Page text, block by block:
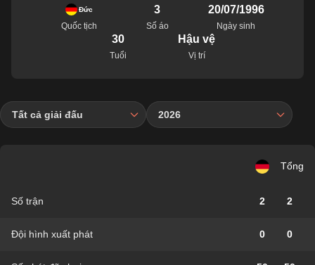
Đức
Quốc tịch
3
Số áo
20/07/1996
Ngày sinh
30
Tuổi
Hậu vệ
Vị trí
Tất cả giải đấu 2026
Tổng
Số trận 2 2
Đội hình xuất phát 0 0